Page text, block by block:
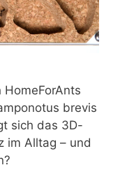
brevis
sich das 3D-
im Alltag – und